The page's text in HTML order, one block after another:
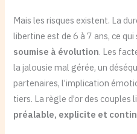
Mais les risques existent. La
libertine est de 6 à 7 ans, ce qui
soumise à évolution. Les
la jalousie mal gérée, un
partenaires, l’implication
tiers. La règle d’or des couples
préalable, explicite et